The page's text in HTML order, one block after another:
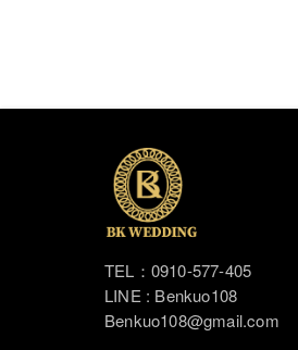
TEL：0910-577-405
LINE : Benkuo108
Benkuo108@gmail.com